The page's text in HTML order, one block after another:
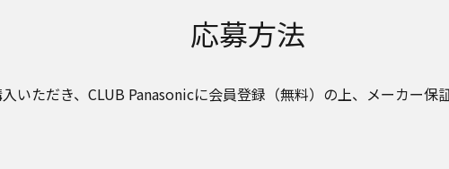
応募方法
いただき、CLUB Panasonicに会員登録（無料）の上、メーカー